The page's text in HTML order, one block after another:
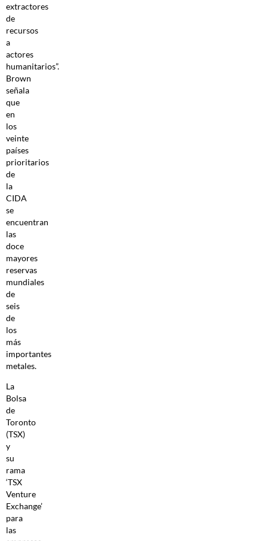
extractores
de
recursos
a
actores
humanitarios”.
Brown
señala
que
en
los
veinte
países
prioritarios
de
la
CIDA
se
encuentran
las
doce
mayores
reservas
mundiales
de
seis
de
los
más
importantes
metales.
La
Bolsa
de
Toronto
(TSX)
y
su
rama
‘TSX
Venture
Exchange’
para
las